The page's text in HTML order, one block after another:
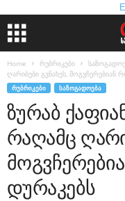
Home რუბრიკები
ღარიბები გვნახეს, მოგვჩერებიან
ᲠᲣᲑᲠᲘᲙᲔᲑᲘ ᲡᲐᲖᲝᲒᲐᲓᲝᲔᲑᲐ
ზურაბ
რაღამც
დურაკებს